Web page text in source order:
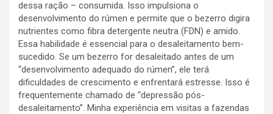
dessa ração – consumida. Isso impulsiona o
desenvolvimento do rúmen e permite que o bezerro digira
nutrientes como fibra detergente neutra (FDN) e amido.
Essa habilidade é essencial para o desaleitamento bem-
sucedido. Se um bezerro for desaleitado antes de um
“desenvolvimento adequado do rúmen”, ele terá
dificuldades de crescimento e enfrentará estresse. Isso é
frequentemente chamado de “depressão pós-
desaleitamento”. Minha experiência em visitas a fazendas